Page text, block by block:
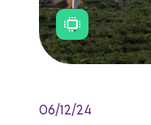
06/12/24